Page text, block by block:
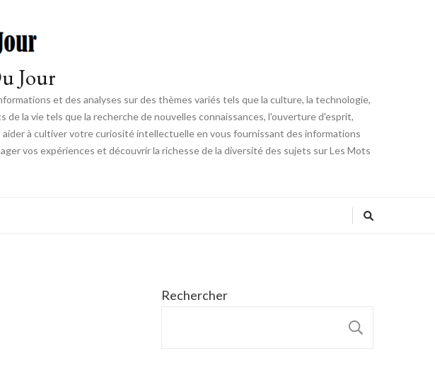
Jour
et des analyses sur des thèmes variés tels que la culture, la technologie,
la vie tels que la recherche de nouvelles connaissances, l'ouverture d'esprit,
à cultiver votre curiosité intellectuelle en vous fournissant des informations
vos expériences et découvrir la richesse de la diversité des sujets sur Les Mots
Rechercher